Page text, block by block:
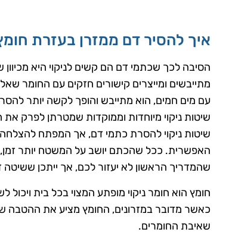
איך להסיר דם ממזרן בעזרת
הסיבה לכך שכתמי דם הם קשים לניקוי היא
מתייבשים ומייצרים קישורים חזקים עם החומר
עם מים חמים, הוא מתייבש והופך לקשה יותר
שיטות ניקוי מיוחדות וממוקדות שמטרתן לפרק את
שיטות ניקוי להסרת כתמי דם, אך המפתח
האפשרית. ככל שהכתם יושב על המשטח יותר זמן,
שהמדריך הראשון לא יעזור לכם, אך ייתכן ששיטה
חומץ הוא חומר ניקוי מופתע המצוי בכל בית
כאשר מדובר במזרונים, החומץ מציע את ההטבה
שאיבת החומרים.